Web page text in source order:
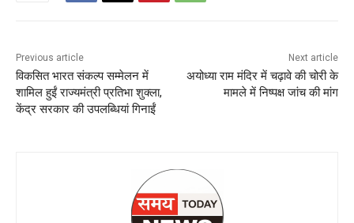
Previous article
विकसित भारत संकल्प सम्मेलन में
शामिल हुईं राज्यमंत्री प्रतिभा शुक्ला,
केंद्र सरकार की उपलब्धियां गिनाईं
Next article
अयोध्या राम मंदिर में चढ़ावे की चोरी के
मामले में निष्पक्ष जांच की मांग